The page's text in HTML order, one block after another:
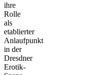
ihre
Rolle
als
etablierter
Anlaufpunkt
in der
Dresdner
Erotik-